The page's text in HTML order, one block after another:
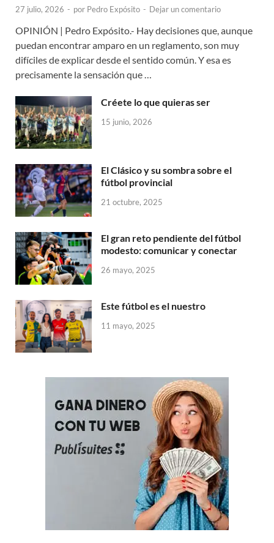
27 julio, 2026 - por Pedro Expósito - Dejar un comentario
OPINIÓN | Pedro Expósito.- Hay decisiones que, aunque
puedan encontrar amparo en un reglamento, son muy
difíciles de explicar desde el sentido común. Y esa es
precisamente la sensación que …
Créete lo que quieras ser
15 junio, 2026
El Clásico y su sombra sobre el
fútbol provincial
21 octubre, 2025
El gran reto pendiente del fútbol
modesto: comunicar y conectar
26 mayo, 2025
Este fútbol es el nuestro
11 mayo, 2025